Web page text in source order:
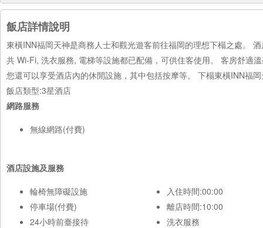
飯店詳情說明
東橫INN福岡天神是商務人士和觀光遊客前往福岡的理想下榻之處。
共 Wi-Fi, 洗衣服務, 電梯等設施都已配備，可供住客使用。 客房舒適
您還可以享受酒店內的休閒設施，其中包括按摩等。 下榻東橫INN福
飯店類型:3星酒店
網路服務
無線網路(付費)
酒店設施及服務
輪椅無障礙設施
停車場(付費)
24小時前臺接待
入住時間:00:00
離店時間:10:00
洗衣服務